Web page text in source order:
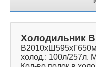
Холодильник
холод.: 100л/257л.